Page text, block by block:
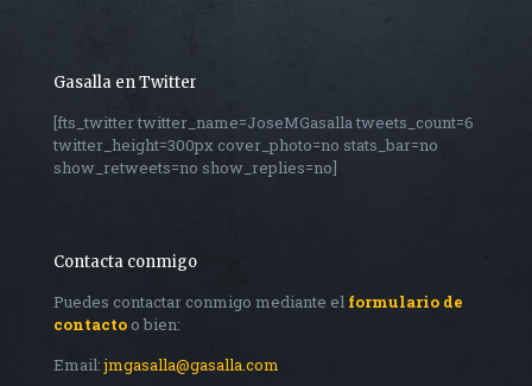
Gasalla en Twitter
[fts_twitter twitter_name=JoseMGasalla tweets_count=6
twitter_height=300px cover_photo=no stats_bar=no
show_retweets=no show_replies=no]
Contacta conmigo
Puedes contactar conmigo mediante el formulario de
contacto o bien:
Email:jmgasalla@gasalla.com